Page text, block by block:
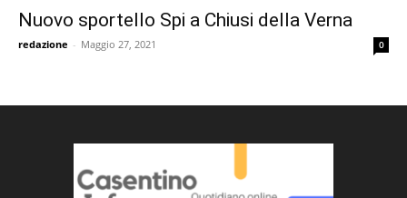
Nuovo sportello Spi a Chiusi della Verna
redazione - Maggio 27, 2021 0